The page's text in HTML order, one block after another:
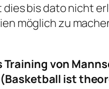
bis dato nicht
möglich zu
von
ist